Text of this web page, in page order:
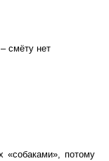
смёту нет
«собаками», потому